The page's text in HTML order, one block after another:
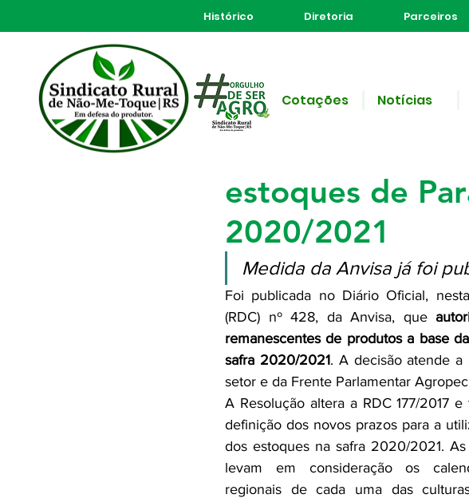
Histórico Diretoria Parceiros
Todos posts
estoques de
2020/2021
8 de out. de 2020
Medida da Anvisa já foi
Foi publicada no Diário Oficial,
(RDC) nº 428, da Anvisa, que
remanescentes de produtos a base
safra 2020/2021. A decisão atende a
setor e da Frente Parlamentar
A Resolução altera a RDC 177/2017 e
definição dos novos prazos para a
dos estoques na safra 2020/2021. As
levam em consideração os
regionais de cada uma das
Cotações Notícias